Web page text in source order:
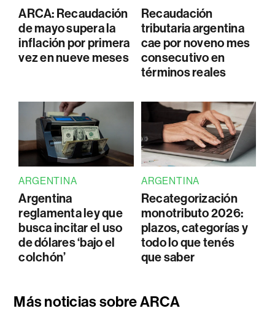
ARCA: Recaudación
de mayo supera la
inflación por primera
vez en nueve meses
Recaudación
tributaria argentina
cae por noveno mes
consecutivo en
términos reales
ARGENTINA
Argentina
reglamenta ley que
busca incitar el uso
de dólares ‘bajo el
colchón’
ARGENTINA
Recategorización
monotributo 2026:
plazos, categorías y
todo lo que tenés
que saber
Más noticias sobre ARCA